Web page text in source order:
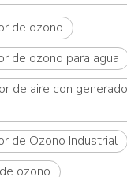
de ozono
de ozono para agua
de aire con
de Ozono Industrial
ozono